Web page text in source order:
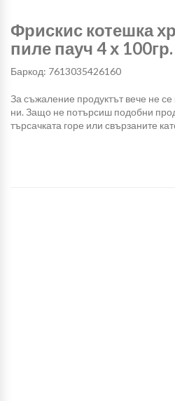
Фрискис котешка
пиле пауч 4 х 100гр.
Баркод: 7613035426160
За съжаление продуктът вече не
ни. Защо не потърсиш подобни
търсачката горе или свързаните